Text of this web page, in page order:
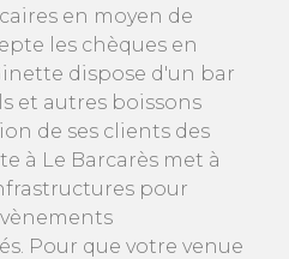
en moyen de
les chèques en
dispose d'un bar
et autres boissons
de ses clients des
à Le Barcarès met à
pour
Pour que votre venue